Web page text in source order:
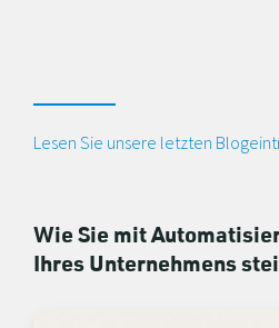
Lesen Sie unsere letzten
Wie Sie mit
Ihres Unternehmens